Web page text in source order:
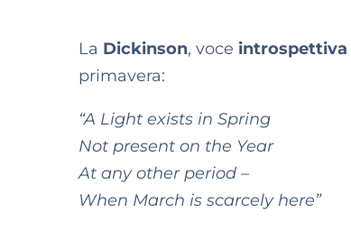
La Dickinson, voce introspettiva
primavera:
“A Light exists in Spring
Not present on the Year
At any other period –
When March is scarcely here”